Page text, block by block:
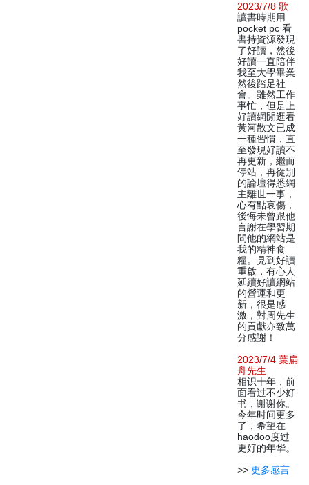
2023/7/8 歌
讀書時期用
pocket pc 看
書持資源發現
了好讀，然後
好讀一直陪伴
我至大學畢業
然後踏足社
會。雖然工作
事忙，但是上
好讀網閒逛看
黃河散文已成
一種習慣，直
至發現好讀不
再更新，繼而
停站，再從別
的論壇得悉網
主離世一事，
心有點哀傷，
後悔未曾跟他
言謝在學習期
間他的網站是
我的精神食
糧。見到好讀
重啟，有心人
延續好讀網站
的營運和更
新，很是感
激，對周先生
的貢獻亦致萬
分感謝！
2023/7/4 葉扁
舟先生
相识十年，前
面看过不少好
书，谢谢你。
今年时间更多
了，希望在
haodoo度过
更好的年华。
>> 更多感言